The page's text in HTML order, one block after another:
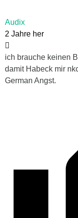
Audix
2 Jahre her
ich brauche keinen
damit Habeck mir
German Angst.